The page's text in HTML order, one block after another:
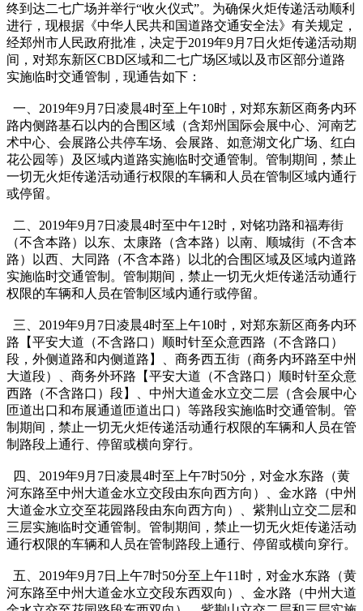
终到达二七广场并举行“收火仪式”。为确保火炬传递活动顺利
进行，现根据《中华人民共和国道路交通安全法》有关规定，
经郑州市人民政府批准，决定于2019年9月7日火炬传递活动期
间，对郑东新区CBD区域和二七广场区域以及市区部分道路
实施临时交通管制，现通告如下：
一、2019年9月7日凌晨4时至上午10时，对郑东新区商务内环
路内侧路基石以内的合围区域（含郑州国际会展中心、河南艺
术中心、会展路公共停车场、会展路、如意湖文化广场、红白
花公园等）及区域内道路实施临时交通管制。管制期间，禁止
一切无火炬传递活动通行权限的车辆和人员在管制区域内通行
或停留。
二、2019年9月7日凌晨4时至中午12时，对铭功路和福寿街
（不含本路）以东、太康路（含本路）以南、顺城街（不含本
路）以西、大同路（不含本路）以北的合围区域及区域内道路
实施临时交通管制。管制期间，禁止一切无火炬传递活动通行
权限的车辆和人员在管制区域内通行或停留。
三、2019年9月7日凌晨4时至上午10时，对郑东新区商务内环
路【平安大道（不含路口）顺时针至众意西路（不含路口）
段，外侧道路和内侧道路】、商务西五街（商务内环路至中州
大道段）、商务外环路【平安大道（不含路口）顺时针至众意
西路（不含路口）段】、中州大道金水立交二层（含会展中心
匝道出口和布展通道匝道出口）等路段实施临时交通管制。管
制期间，禁止一切无火炬传递活动通行权限的车辆和人员在管
制路段上通行、停留或横向穿行。
四、2019年9月7日凌晨4时至上午7时50分，对金水东路（黄
河东路至中州大道金水立交段由东向西方向）、金水路（中州
大道金水立交至花园路段由东向西方向）、紫荆山立交二层和
三层实施临时交通管制。管制期间，禁止一切无火炬传递活动
通行权限的车辆和人员在管制路段上通行、停留或横向穿行。
五、2019年9月7日上午7时50分至上午11时，对金水东路（黄
河东路至中州大道金水立交段东西双向）、金水路（中州大道